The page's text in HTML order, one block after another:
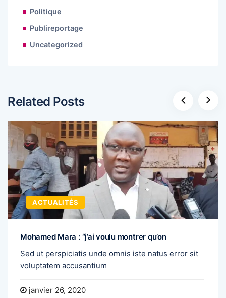
Politique
Publireportage
Uncategorized
Related Posts
ACTUALITÉS
Mohamed Mara : “j’ai voulu montrer qu’on
Sed ut perspiciatis unde omnis iste natus error sit
voluptatem accusantium
janvier 26, 2020